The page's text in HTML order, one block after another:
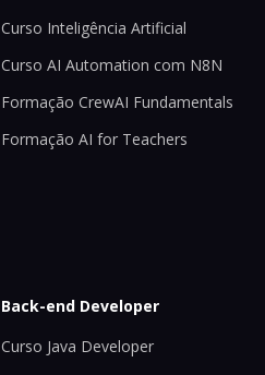
Curso Inteligência Artificial
Curso AI Automation com N8N
Formação CrewAI Fundamentals
Formação AI for Teachers
Back-end Developer
Curso Java Developer